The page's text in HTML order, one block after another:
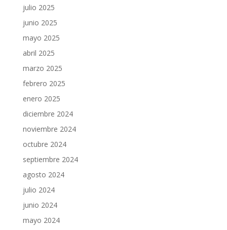
julio 2025
junio 2025
mayo 2025
abril 2025
marzo 2025
febrero 2025
enero 2025
diciembre 2024
noviembre 2024
octubre 2024
septiembre 2024
agosto 2024
julio 2024
junio 2024
mayo 2024